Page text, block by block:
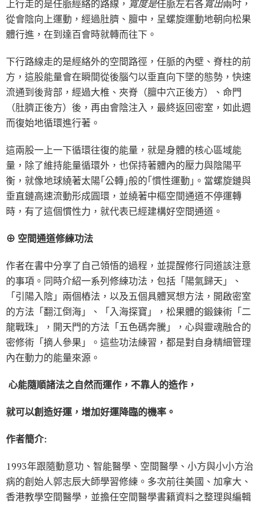
上行走的是任脈經絡的路線， 寬度是任脈左右各寬出兩吋，
從會陰向上運動，經過肚臍、膻中，呈螺旋運動地朝向松果
體行進，在到達百會時就轉而往下。
下行路線走的是經絡外的空間路徑，任脈的內壁、脊柱的前
方，這股能量會在瞬間從後腦勺以垂直向下墜的態勢，快速
流通到後背部，經過大椎、夾脊（膻中穴正後方）、命門
（肚臍正後方）後，再由會陰注入，最終返回密室，如此週
而復始地循環進行著。
這兩股一上一下循環往復的能量，就是身體的核心區域能
量，除了維持能量循環外，也保持著體內的壓力與陰陽平
衡，就像地球繞著太陽｢公轉｣般的｢慣性運動｣。當螺旋鏈與
垂直鏈高速流動形成圓環，並繞著中樞空間通道不停運轉
時，有了這個慣性力，就代表已經建構好空間通道。
⊕ 空間通道修練功法
作者在書中分享了自己領悟的過程，並提醒修行同道該注意
的事項。同時介紹一系列修練功法，包括「陽氣歸天」、
「引陽入陰」兩個樁法，以及五個具體冥想方法，開啟密室
的方法「翻江倒海」、「入海探寶」，松果體的鍛鍊術「二
龍戰珠」，開天門的方法「五色碼奔騰」，心與靈魂融合的
密修術「摘人參果」。這些功法練習，都是對自身精細管理
內在動力的能量來源。
心能隨順諸法之自然而運作，不靠人的造作，
就可以創造好運，增加好運降臨的機率。
作者簡介:
1993年跟隨動意功、智能醫學、空間醫學、小方與小小方治
病的創始人郭志辰大師學習修練。多次前往美國、加拿大、
香港教學空間醫學，並擔任空間醫學書籍資料之整理與編輯